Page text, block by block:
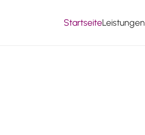
StartseiteLeistungen